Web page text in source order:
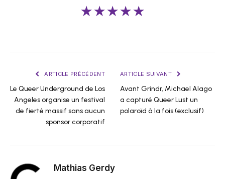
★★★★★
ARTICLE PRÉCÉDENT
Le Queer Underground de Los
Angeles organise un festival
de fierté massif sans aucun
sponsor corporatif
ARTICLE SUIVANT
Avant Grindr, Michael Alago
a capturé Queer Lust un
polaroïd à la fois (exclusif)
Mathias Gerdy